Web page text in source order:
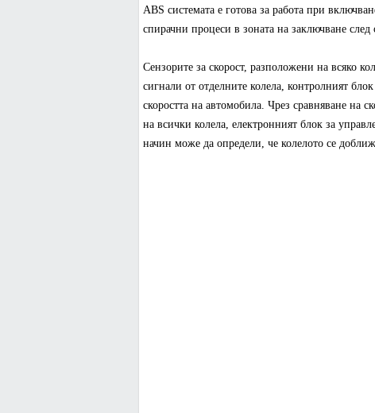
ABS системата е готова за работа при
спирачни процеси в зоната на заключване
Сензорите за скорост, разположени на всяко
сигнали от отделните колела, контролният
скоростта на автомобила. Чрез сравняване на
на всички колела, електронният блок за
начин може да определи, че колелото се